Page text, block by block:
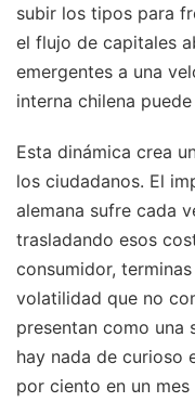
subir los tipos para
el flujo de capitales
emergentes a una
interna chilena
Esta dinámica crea
los ciudadanos. El
alemana sufre cada
trasladando esos
consumidor,
volatilidad que no
presentan como una
hay nada de curioso
por ciento en un